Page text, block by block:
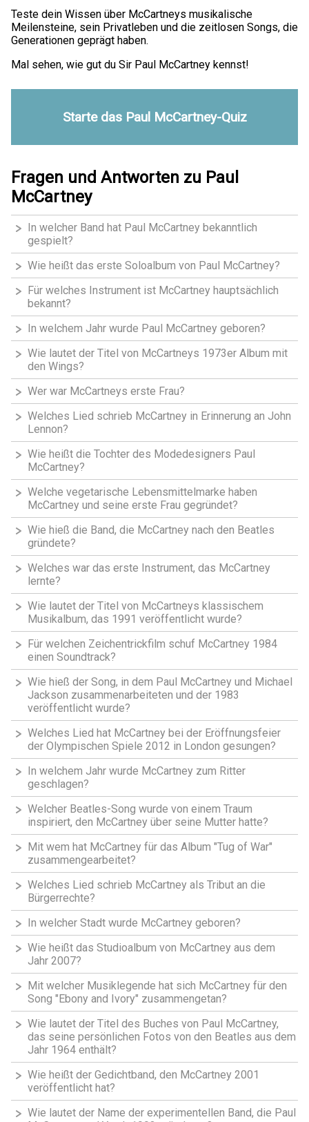
Teste dein Wissen über McCartneys musikalische
Meilensteine, sein Privatleben und die zeitlosen Songs, die
Generationen geprägt haben.
Mal sehen, wie gut du Sir Paul McCartney kennst!
Starte das Paul McCartney-Quiz
Fragen und Antworten zu Paul
McCartney
In welcher Band hat Paul McCartney bekanntlich
gespielt?
Wie heißt das erste Soloalbum von Paul McCartney?
Für welches Instrument ist McCartney hauptsächlich
bekannt?
In welchem Jahr wurde Paul McCartney geboren?
Wie lautet der Titel von McCartneys 1973er Album mit
den Wings?
Wer war McCartneys erste Frau?
Welches Lied schrieb McCartney in Erinnerung an John
Lennon?
Wie heißt die Tochter des Modedesigners Paul
McCartney?
Welche vegetarische Lebensmittelmarke haben
McCartney und seine erste Frau gegründet?
Wie hieß die Band, die McCartney nach den Beatles
gründete?
Welches war das erste Instrument, das McCartney
lernte?
Wie lautet der Titel von McCartneys klassischem
Musikalbum, das 1991 veröffentlicht wurde?
Für welchen Zeichentrickfilm schuf McCartney 1984
einen Soundtrack?
Wie hieß der Song, in dem Paul McCartney und Michael
Jackson zusammenarbeiteten und der 1983
veröffentlicht wurde?
Welches Lied hat McCartney bei der Eröffnungsfeier
der Olympischen Spiele 2012 in London gesungen?
In welchem Jahr wurde McCartney zum Ritter
geschlagen?
Welcher Beatles-Song wurde von einem Traum
inspiriert, den McCartney über seine Mutter hatte?
Mit wem hat McCartney für das Album "Tug of War"
zusammengearbeitet?
Welches Lied schrieb McCartney als Tribut an die
Bürgerrechte?
In welcher Stadt wurde McCartney geboren?
Wie heißt das Studioalbum von McCartney aus dem
Jahr 2007?
Mit welcher Musiklegende hat sich McCartney für den
Song "Ebony and Ivory" zusammengetan?
Wie lautet der Titel des Buches von Paul McCartney,
das seine persönlichen Fotos von den Beatles aus dem
Jahr 1964 enthält?
Wie heißt der Gedichtband, den McCartney 2001
veröffentlicht hat?
Wie lautet der Name der experimentellen Band, die Paul